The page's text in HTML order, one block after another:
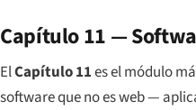
Capítulo 11 —
ElCapítulo 11es el módulo
software que no es web —